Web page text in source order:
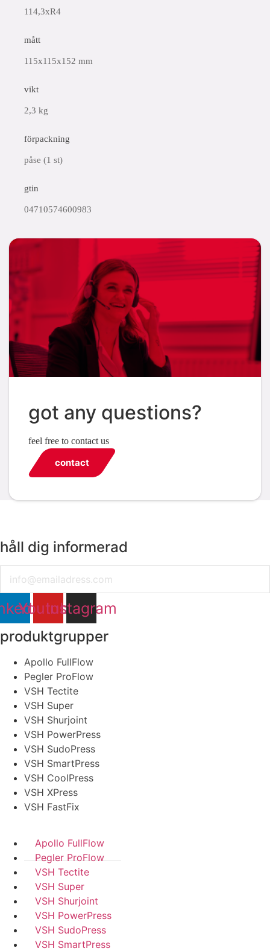
114,3xR4
mått
115x115x152 mm
vikt
2,3 kg
förpackning
påse (1 st)
gtin
04710574600983
got any questions?
feel free to contact us
contact
håll dig informerad
Youtube
Instagram
produktgrupper
Apollo FullFlow
Pegler ProFlow
VSH Tectite
VSH Super
VSH Shurjoint
VSH PowerPress
VSH SudoPress
VSH SmartPress
VSH CoolPress
VSH XPress
VSH FastFix
Apollo FullFlow
Pegler ProFlow
VSH Tectite
VSH Super
VSH Shurjoint
VSH PowerPress
VSH SudoPress
VSH SmartPress